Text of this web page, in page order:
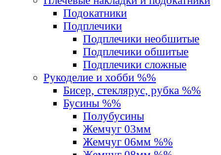
Подокатники
Подплечики
Подплечики необшитые
Подплечики обшитые
Подплечики сложные
Рукоделие и хобби %%
Бисер, стеклярус, рубка %%
Бусины %%
Полубусины
Жемчуг 03мм
Жемчуг 06мм %%